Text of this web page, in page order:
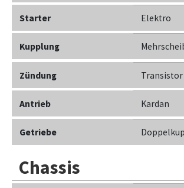
Starter Elektro
Kupplung
Zündung Transistor
Antrieb Kardan
Getriebe
Chassis